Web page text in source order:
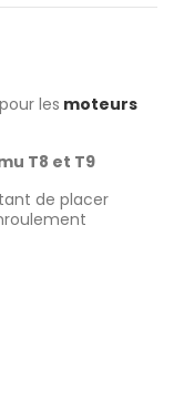
les moteurs
T8 et T9
de placer